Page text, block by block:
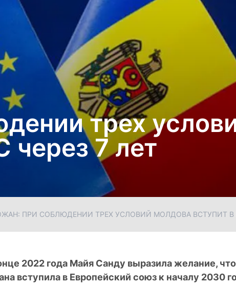
трех
через 7 лет
ПРИ СОБЛЮДЕНИИ ТРЕХ УСЛОВИЙ МОЛДОВА ВСТУПИТ В
2022 года Майя Санду выразила желание,
вступила в Европейский союз к началу 2030